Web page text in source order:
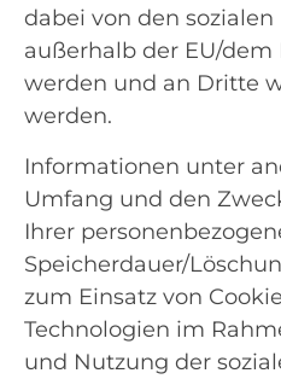
dabei von den
außerhalb der EU/dem
werden und an Dritte
werden.
Informationen unter
Umfang und den
Ihrer
Speicherdauer/
zum Einsatz von
Technologien im
und Nutzung der